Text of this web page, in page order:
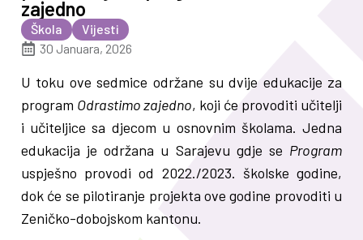
zajedno
Škola
Vijesti
30 Januara, 2026
U toku ove sedmice održane su dvije edukacije za
program Odrastimo zajedno, koji će provoditi učitelji
i učiteljice sa djecom u osnovnim školama. Jedna
edukacija je održana u Sarajevu gdje se Program
uspješno provodi od 2022./2023. školske godine,
dok će se pilotiranje projekta ove godine provoditi u
Zeničko-dobojskom kantonu.